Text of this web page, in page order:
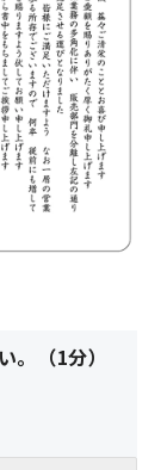
。（1分）